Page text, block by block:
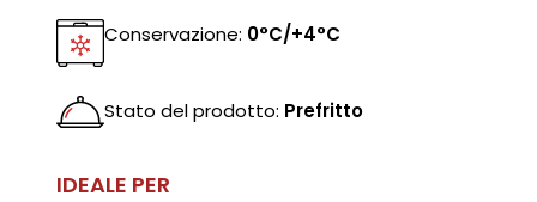
Conservazione: 0°C/+4°C
Stato del prodotto: Prefritto
IDEALE PER